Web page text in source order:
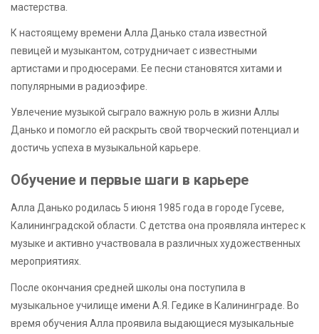
мастерства.
К настоящему времени Алла Данько стала известной
певицей и музыкантом, сотрудничает с известными
артистами и продюсерами. Ее песни становятся хитами и
популярными в радиоэфире.
Увлечение музыкой сыграло важную роль в жизни Аллы
Данько и помогло ей раскрыть свой творческий потенциал и
достичь успеха в музыкальной карьере.
Обучение и первые шаги в карьере
Алла Данько родилась 5 июня 1985 года в городе Гусеве,
Калининградской области. С детства она проявляла интерес к
музыке и активно участвовала в различных художественных
мероприятиях.
После окончания средней школы она поступила в
музыкальное училище имени А.Я. Гедике в Калининграде. Во
время обучения Алла проявила выдающиеся музыкальные